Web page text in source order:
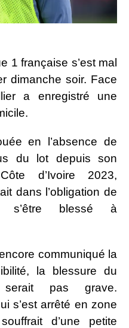
1 française s’est mal
dimanche soir. Face
a enregistré une
en l’absence de
du lot depuis son
d’Ivoire 2023,
dans l’obligation de
s’être blessé à
communiqué la
la blessure du
pas grave.
s’est arrêté en zone
d’une petite